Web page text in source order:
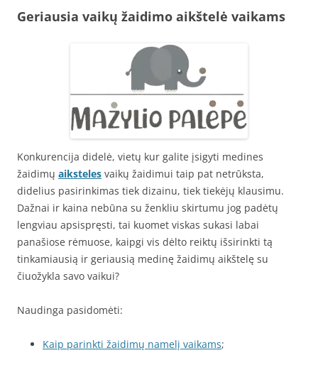
Geriausia vaikų žaidimo aikštelė vaikams
Konkurencija didelė, vietų kur galite įsigyti medines
žaidimų aiksteles vaikų žaidimui taip pat netrūksta,
didelius pasirinkimas tiek dizainu, tiek tiekėjų klausimu.
Dažnai ir kaina nebūna su ženkliu skirtumu jog padėtų
lengviau apsispręsti, tai kuomet viskas sukasi labai
panašiose rėmuose, kaipgi vis dėlto reiktų išsirinkti tą
tinkamiausią ir geriausią medinę žaidimų aikštelę su
čiuožykla savo vaikui?
Naudinga pasidomėti:
Kaip parinkti žaidimų namelį vaikams;